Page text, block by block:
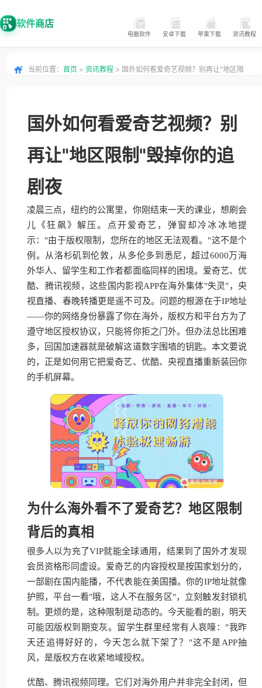
软件商店
电脑软件 安卓下载 苹果下载 资讯教程
当前位置： 首页 > 资讯教程 > 国外如何看爱奇艺视频？别再让"地区限
国外如何看爱奇艺视频？别
再让"地区限制"毁掉你的追
剧夜
凌晨三点，纽约的公寓里，你刚结束一天的课业，想刷会
儿《狂飙》解压。点开爱奇艺，弹窗却冷冰冰地提
示："由于版权限制，您所在的地区无法观看。"这不是个
例。从洛杉矶到伦敦，从多伦多到悉尼，超过6000万海
外华人、留学生和工作者都面临同样的困境。爱奇艺、优
酷、腾讯视频，这些国内影视APP在海外集体"失灵"，央
视直播、春晚转播更是遥不可及。问题的根源在于IP地址
——你的网络身份暴露了你在海外，版权方和平台方为了
遵守地区授权协议，只能将你拒之门外。但办法总比困难
多，回国加速器就是破解这道数字围墙的钥匙。本文要说
的，正是如何用它把爱奇艺、优酷、央视直播重新装回你
的手机屏幕。
为什么海外看不了爱奇艺？地区限制
背后的真相
很多人以为充了VIP就能全球通用，结果到了国外才发现
会员资格形同虚设。爱奇艺的内容授权是按国家划分的，
一部剧在国内能播，不代表能在美国播。你的IP地址就像
护照，平台一看"哦，这人不在服务区"，立刻触发封锁机
制。更烦的是，这种限制是动态的。今天能看的剧，明天
可能因版权到期变灰。留学生群里经常有人哀嚎："我昨
天还追得好好的，今天怎么就下架了？"这不是APP抽
风，是版权方在收紧地域授权。
优酷、腾讯视频同理。它们对海外用户并非完全封闭，但